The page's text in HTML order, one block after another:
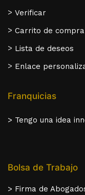
> Verificar
> Carrito de compra
> Lista de deseos
> Enlace
Franquicias
> Tengo una idea
Bolsa de Trabajo
> Firma de